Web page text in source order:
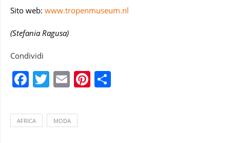
Sito web: www.tropenmuseum.nl
(Stefania Ragusa)
Condividi
Facebook
Twitter
EmailPinterest
AFRICA MODA